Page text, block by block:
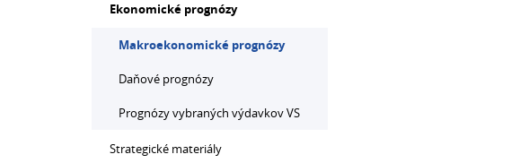
Ekonomické prognózy
Makroekonomické prognózy
Daňové prognózy
Prognózy vybraných výdavkov VS
Strategické materiály